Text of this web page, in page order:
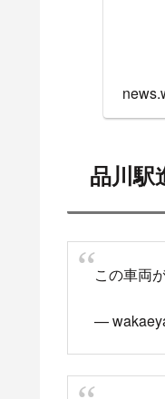
5時41
東海道線
— す か